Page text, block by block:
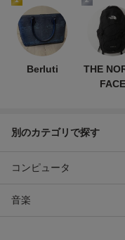
Berluti
THE
FACE
別のカテゴリで探す
コンピュータ
音楽